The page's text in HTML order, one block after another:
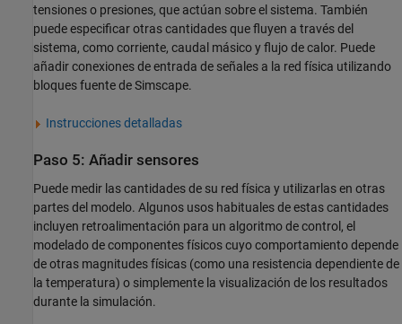
tensiones o presiones, que actúan sobre el sistema. También
puede especificar otras cantidades que fluyen a través del
sistema, como corriente, caudal másico y flujo de calor. Puede
añadir conexiones de entrada de señales a la red física utilizando
bloques fuente de Simscape.
Instrucciones detalladas
Paso 5: Añadir sensores
Puede medir las cantidades de su red física y utilizarlas en otras
partes del modelo. Algunos usos habituales de estas cantidades
incluyen retroalimentación para un algoritmo de control, el
modelado de componentes físicos cuyo comportamiento depende
de otras magnitudes físicas (como una resistencia dependiente de
la temperatura) o simplemente la visualización de los resultados
durante la simulación.